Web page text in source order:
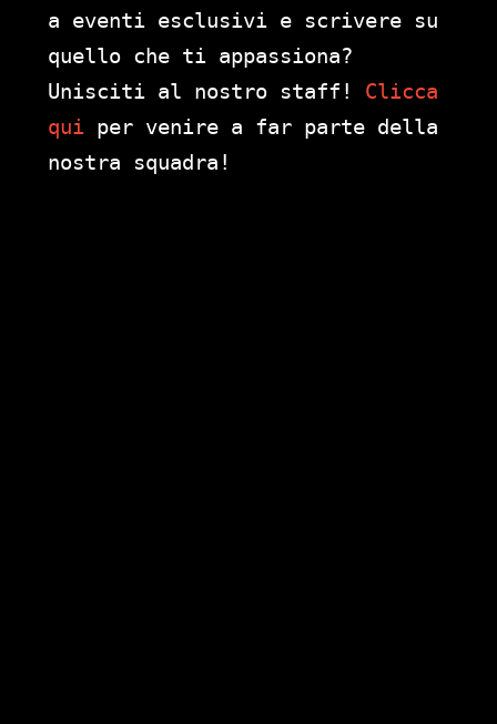
a eventi esclusivi e scrivere su
quello che ti appassiona?
Unisciti al nostro staff! Clicca
qui per venire a far parte della
nostra squadra!